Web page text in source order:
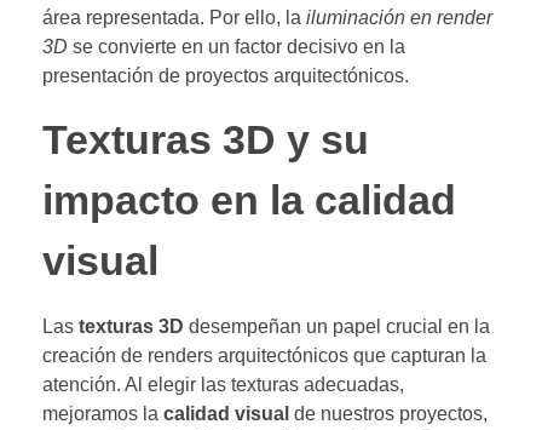
área representada. Por ello, la iluminación en render
3D se convierte en un factor decisivo en la
presentación de proyectos arquitectónicos.
Texturas 3D y su
impacto en la calidad
visual
Las texturas 3D desempeñan un papel crucial en la
creación de renders arquitectónicos que capturan la
atención. Al elegir las texturas adecuadas,
mejoramos la calidad visual de nuestros proyectos,